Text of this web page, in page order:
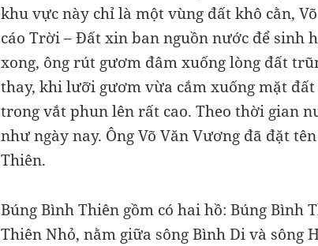
khu vực này chỉ là một vùng đất khô cằn,
cáo Trời – Đất xin ban nguồn nước để sinh
xong, ông rút gươm đâm xuống lòng đất
thay, khi lưỡi gươm vừa cắm xuống mặt
trong vắt phun lên rất cao. Theo thời gian
như ngày nay. Ông Võ Văn Vương đã đặt
Thiên.
Búng Bình Thiên gồm có hai hồ: Búng Bình
Thiên Nhỏ, nằm giữa sông Bình Di và sông